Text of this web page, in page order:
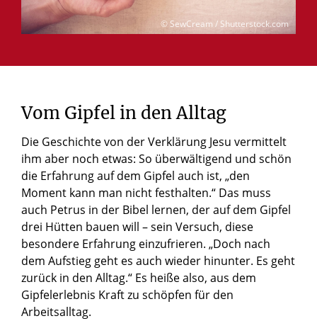
© SewCream / Shutterstock.com
Vom Gipfel in denAlltag
Die Geschichte von der Verklärung Jesu vermittelt
ihm aber noch etwas: So überwältigend und schön
die Erfahrung auf dem Gipfel auch ist, „den
Moment kann man nicht festhalten.“ Das muss
auch Petrus in der Bibel lernen, der auf dem Gipfel
drei Hütten bauen will – sein Versuch, diese
besondere Erfahrung einzufrieren. „Doch nach
dem Aufstieg geht es auch wieder hinunter. Es geht
zurück in den Alltag.“ Es heiße also, aus dem
Gipfelerlebnis Kraft zu schöpfen für den
Arbeitsalltag.